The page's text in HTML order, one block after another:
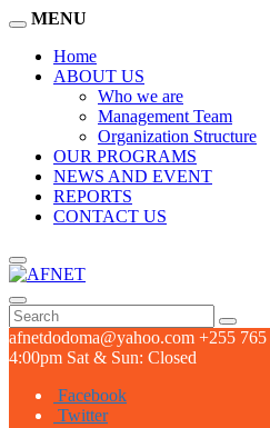
MENU
Home
ABOUT US
Who we are
Management Team
Organization Structure
OUR PROGRAMS
NEWS AND EVENT
REPORTS
CONTACT US
afnetdodoma@yahoo.com +255
4:00pm Sat & Sun: Closed
Facebook
Twitter